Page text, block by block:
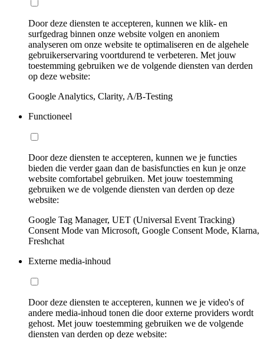
Door deze diensten te accepteren, kunnen we klik- en
surfgedrag binnen onze website volgen en anoniem
analyseren om onze website te optimaliseren en de algehele
gebruikerservaring voortdurend te verbeteren. Met jouw
toestemming gebruiken we de volgende diensten van derden
op deze website:
Google Analytics, Clarity, A/B-Testing
Functioneel
Door deze diensten te accepteren, kunnen we je functies
bieden die verder gaan dan de basisfuncties en kun je onze
website comfortabel gebruiken. Met jouw toestemming
gebruiken we de volgende diensten van derden op deze
website:
Google Tag Manager, UET (Universal Event Tracking)
Consent Mode van Microsoft, Google Consent Mode, Klarna,
Freshchat
Externe media-inhoud
Door deze diensten te accepteren, kunnen we je video's of
andere media-inhoud tonen die door externe providers wordt
gehost. Met jouw toestemming gebruiken we de volgende
diensten van derden op deze website: